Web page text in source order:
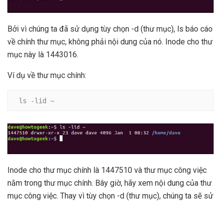
Bởi vì chúng ta đã sử dụng tùy chọn -d (thư mục), ls báo cáo
về chính thư mục, không phải nội dung của nó. Inode cho thư
mục này là 1443016.
Ví dụ về thư mục chính:
ls -lid ~
Inode cho thư mục chính là 1447510 và thư mục công việc
nằm trong thư mục chính. Bây giờ, hãy xem nội dung của thư
mục công việc. Thay vì tùy chọn -d (thư mục), chúng ta sẽ sử